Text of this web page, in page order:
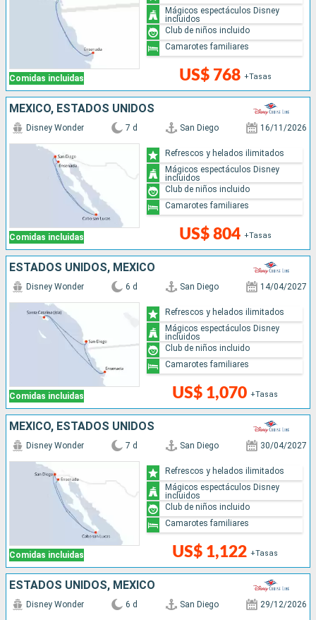
Comidas incluidas US$ 768 +Tasas
Mágicos espectáculos Disney
incluidos
Club de niños incluido
Camarotes familiares
MÉXICO, ESTADOS UNIDOS
Comidas incluidas
Disney Wonder 7 d San Diego 16/11/2026
US$ 804 +Tasas
Refrescos y helados ilimitados
Mágicos espectáculos Disney
incluidos
Club de niños incluido
Camarotes familiares
ESTADOS UNIDOS, MÉXICO
Comidas incluidas
Disney Wonder 6 d San Diego 14/04/2027
US$ 1,070 +Tasas
Refrescos y helados ilimitados
Mágicos espectáculos Disney
incluidos
Club de niños incluido
Camarotes familiares
MÉXICO, ESTADOS UNIDOS
Comidas incluidas
Disney Wonder 7 d San Diego 30/04/2027
US$ 1,122 +Tasas
Refrescos y helados ilimitados
Mágicos espectáculos Disney
incluidos
Club de niños incluido
Camarotes familiares
ESTADOS UNIDOS, MÉXICO
Disney Wonder 6 d San Diego 29/12/2026